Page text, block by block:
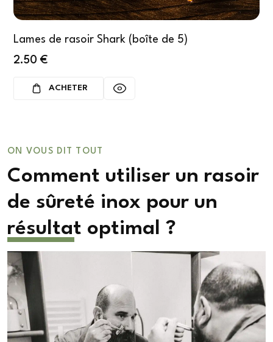
Lames de rasoir Shark (boîte de 5)
2.50 €
ACHETER
ON VOUS DIT TOUT
Comment utiliser un rasoir
de sûreté inox pour un
résultat optimal ?